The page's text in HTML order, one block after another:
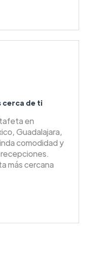
cerca de ti
en
Guadalajara,
comodidad y
más cercana